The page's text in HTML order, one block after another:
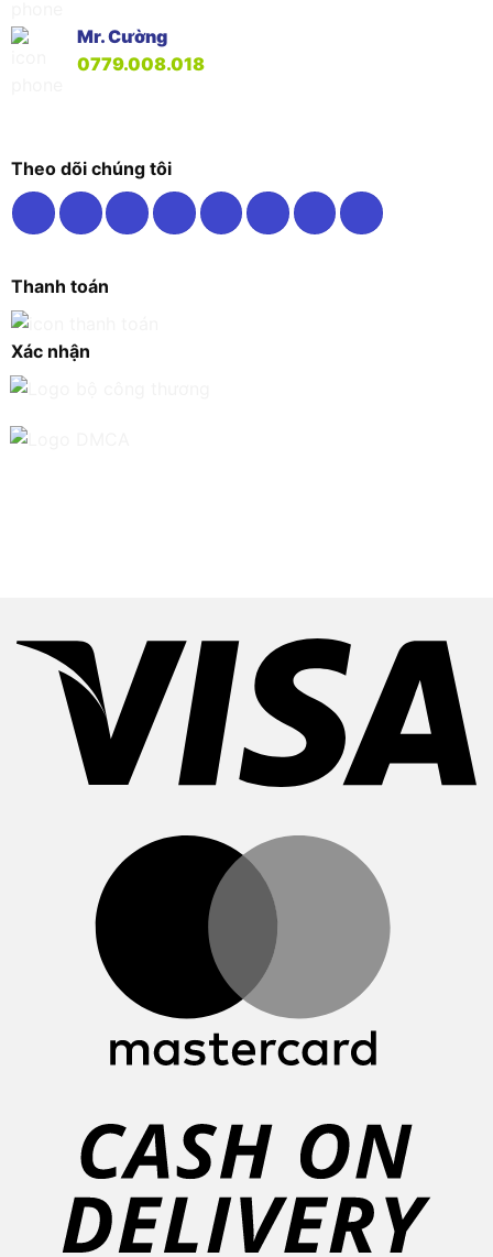
Mr. Cường
0779.008.018
Theo dõi chúng tôi
Thanh toán
Xác nhận